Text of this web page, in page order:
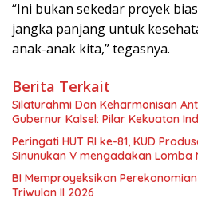
“Ini bukan sekedar proyek
jangka panjang untuk
anak-anak kita,” tegasnya.
Berita Terkait
Silaturahmi Dan Keharmonisan
Gubernur Kalsel: Pilar Kekuatan
Peringati HUT RI ke-81, KUD
Sinunukan V mengadakan Lomba
BI Memproyeksikan
Triwulan II 2026